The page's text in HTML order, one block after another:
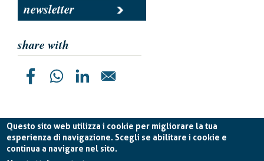
Questo sito web utilizza i cookie per migliorare la tua
esperienza di navigazione. Scegli se abilitare i cookie e
continua a navigare nel sito.
newsletter
share with
Planetek Italia s.r.l. P. IVA 04555490723 -